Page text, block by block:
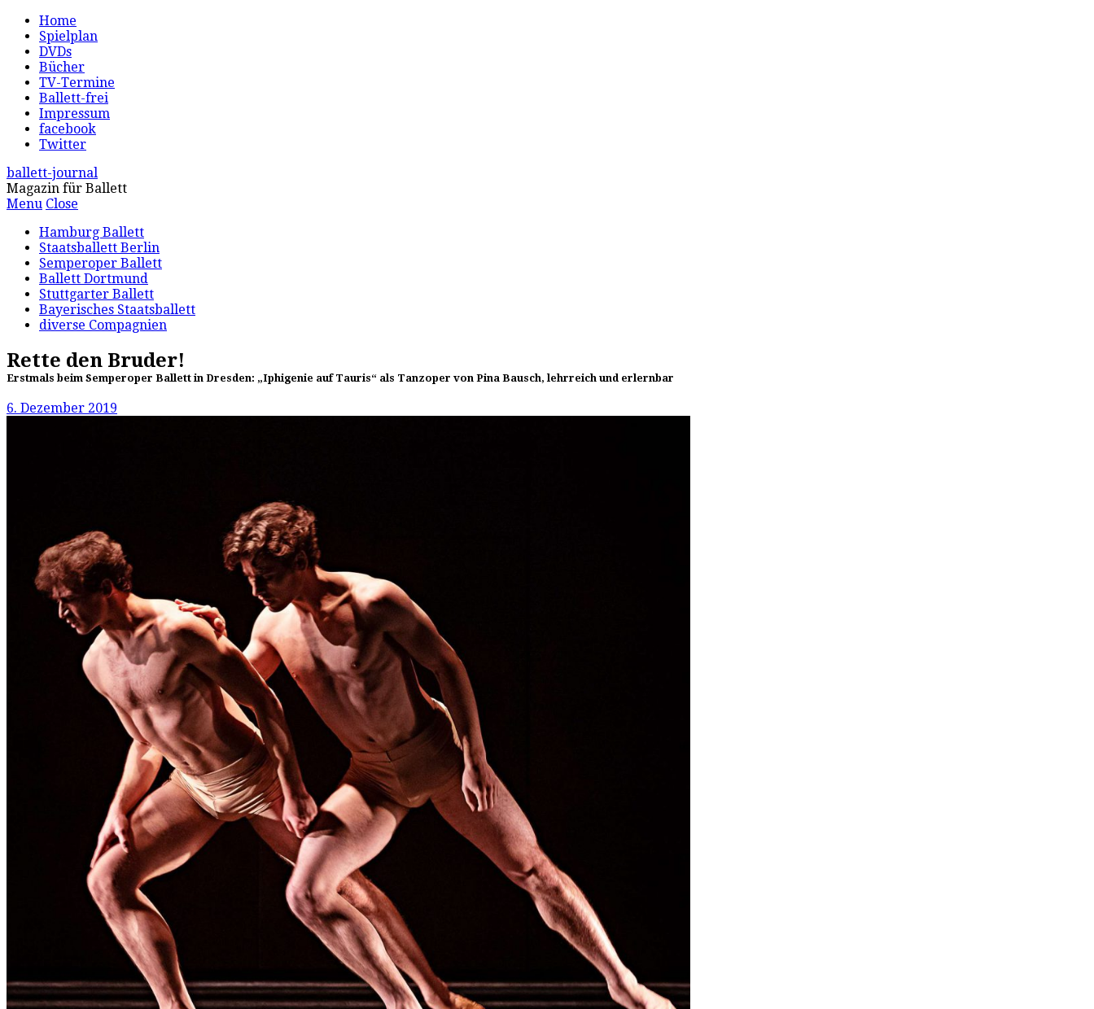
Home
Spielplan
DVDs
Bücher
TV-Termine
Ballett-frei
Impressum
facebook
Twitter
ballett-journal
Magazin für Ballett
Menu Close
Hamburg Ballett
Staatsballett Berlin
Semperoper Ballett
Ballett Dortmund
Stuttgarter Ballett
Bayerisches Staatsballett
diverse Compagnien
Rette den Bruder!
Erstmals beim Semperoper Ballett in Dresden: „Iphigenie auf Tauris“ als Tanzoper von Pina Bausch, lehrreich und erlernbar
6. Dezember 2019